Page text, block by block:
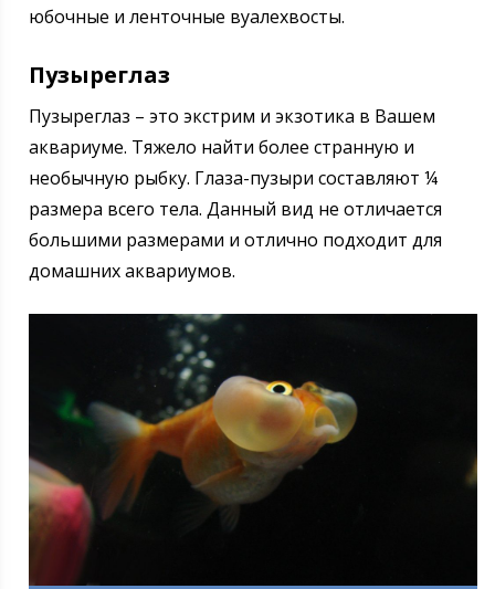
юбочные и ленточные вуалехвосты.
Пузыреглаз
Пузыреглаз – это экстрим и экзотика в Вашем
аквариуме. Тяжело найти более странную и
необычную рыбку. Глаза-пузыри составляют ¼
размера всего тела. Данный вид не отличается
большими размерами и отлично подходит для
домашних аквариумов.